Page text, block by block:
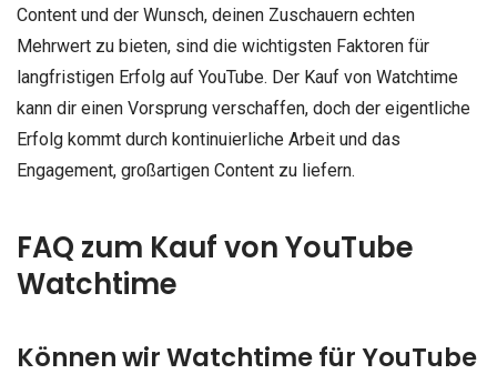
Content und der Wunsch, deinen Zuschauern echten
Mehrwert zu bieten, sind die wichtigsten Faktoren für
langfristigen Erfolg auf YouTube. Der Kauf von Watchtime
kann dir einen Vorsprung verschaffen, doch der eigentliche
Erfolg kommt durch kontinuierliche Arbeit und das
Engagement, großartigen Content zu liefern.
FAQ zum Kauf von YouTube
Watchtime
Können wir Watchtime für YouTube